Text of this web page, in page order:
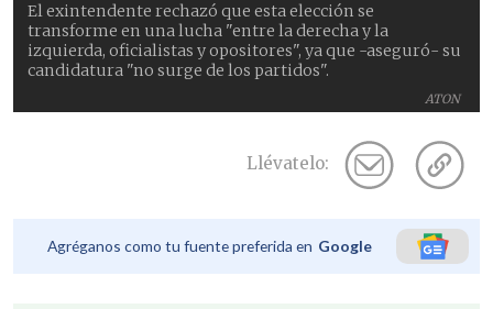
ATON
El exintendente rechazó que esta elección se
transforme en una lucha "entre la derecha y la
izquierda, oficialistas y opositores", ya que -aseguró- su
candidatura "no surge de los partidos".
Llévatelo:
Agréganos como tu fuente preferida en Google